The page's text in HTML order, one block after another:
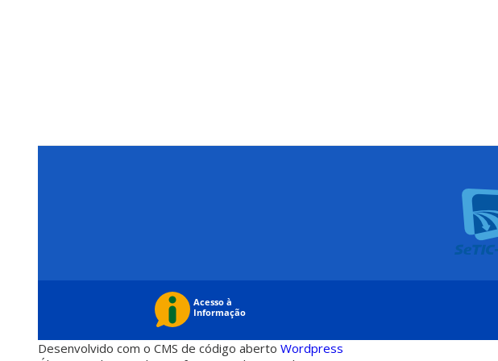
Desenvolvido com o CMS de código aberto Wordpress